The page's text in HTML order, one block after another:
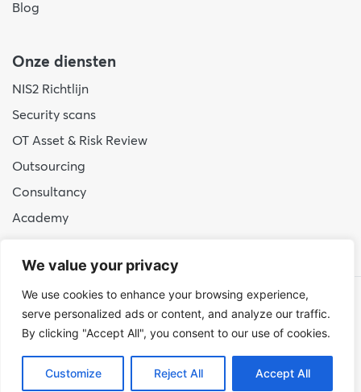
We value your privacy
We use cookies to enhance your browsing experience,
serve personalized ads or content, and analyze our traffic.
By clicking "Accept All", you consent to our use of cookies.
Customize Reject All Accept All
Blog
Onze diensten
NIS2 Richtlijn
Security scans
OT Asset & Risk Review
Outsourcing
Consultancy
Academy
© 2026 Hudson Cybertec
Privacy en cookies|Responsible Disclosure